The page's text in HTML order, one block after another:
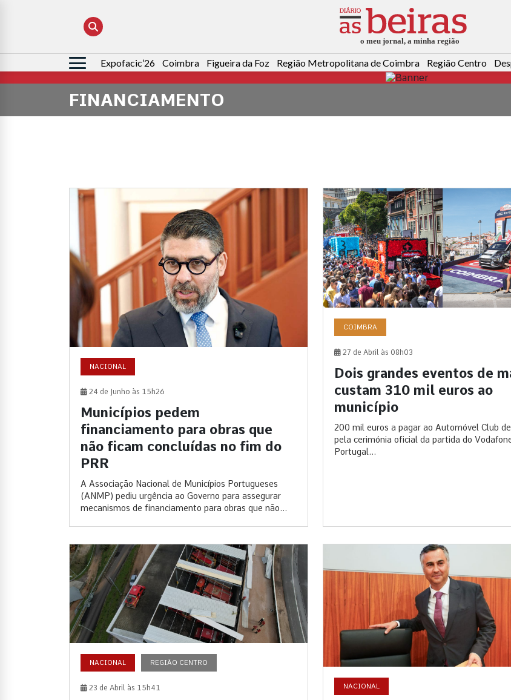
Pesquisar
por:
Expofacic’26 Coimbra Figueira da Foz Região Metropolitana de Coimbra Região Centro
FINANCIAMENTO
NACIONAL
24 de Junho às 15h26
Municípios pedem
financiamento para obras que
não ficam concluídas no fim do
PRR
A Associação Nacional de Municípios Portugueses
(ANMP) pediu urgência ao Governo para assegurar
mecanismos de financiamento para obras que não...
COIMBRA
27 de Abril às 08h03
Dois grandes eventos de
custam 310 mil euros ao
município
200 mil euros a pagar ao Automóvel Club
pela cerimónia oficial da partida do
Portugal...
NACIONAL REGIÃO CENTRO
23 de Abril às 15h41 NACIONAL